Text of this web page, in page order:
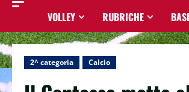
VOLLEY RUBRICHE
2^ categoria Calcio